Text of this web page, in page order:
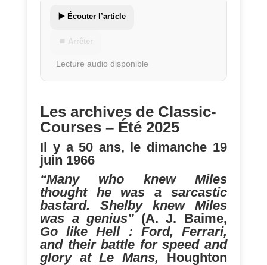
▶️ Écouter l’article
⏹ Arrêter
Lecture audio disponible
Les archives de Classic-
Courses – Été 2025
Il y a 50 ans, le dimanche 19
juin 1966
“Many who knew Miles
thought he was a sarcastic
bastard. Shelby knew Miles
was a genius” (A. J. Baime,
Go like Hell : Ford, Ferrari,
and their battle for speed and
glory at Le Mans, Houghton